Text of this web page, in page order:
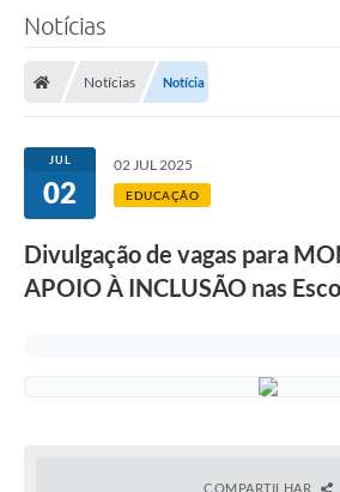
Meio Ambiente
Ouvidoria
Serviços
Notícias
Notícias Notícia
JUL
02
02 JUL 2025
EDUCAÇÃO
Divulgação de vagas para
APOIO À INCLUSÃO nas
COMPARTILHAR